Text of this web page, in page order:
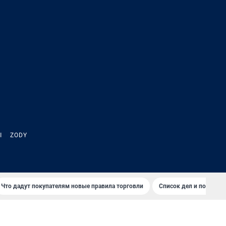
ZODY
Что дадут покупателям новые правила торговли Список дел и покупок